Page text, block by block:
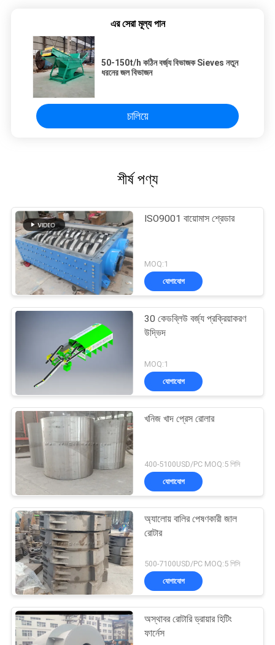
এর সেরা মূল্য পান
50-150t/h কঠিন বর্জ্য বিভাজক Sieves নতুন
ধরনের জল বিভাজন
চালিয়ে
শীর্ষ পণ্য
ISO9001 বায়োমাস শ্রেডার
MOQ:1
যোগাযোগ
30 কেডব্লিউ বর্জ্য প্রক্রিয়াকরণ
উদ্ভিদ
MOQ:1
যোগাযোগ
খনিজ খাদ প্রেস রোলার
400-5100USD/PC MOQ:5 পিসি
যোগাযোগ
অ্যালোয় বালির পেষণকারী জাল
রোটার
500-7100USD/PC MOQ:5 পিসি
যোগাযোগ
অস্থাবর রোটারি ড্রায়ার হিটিং
ফার্নেস